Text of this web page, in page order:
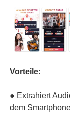
Vorteile:
● Extrahiert
dem